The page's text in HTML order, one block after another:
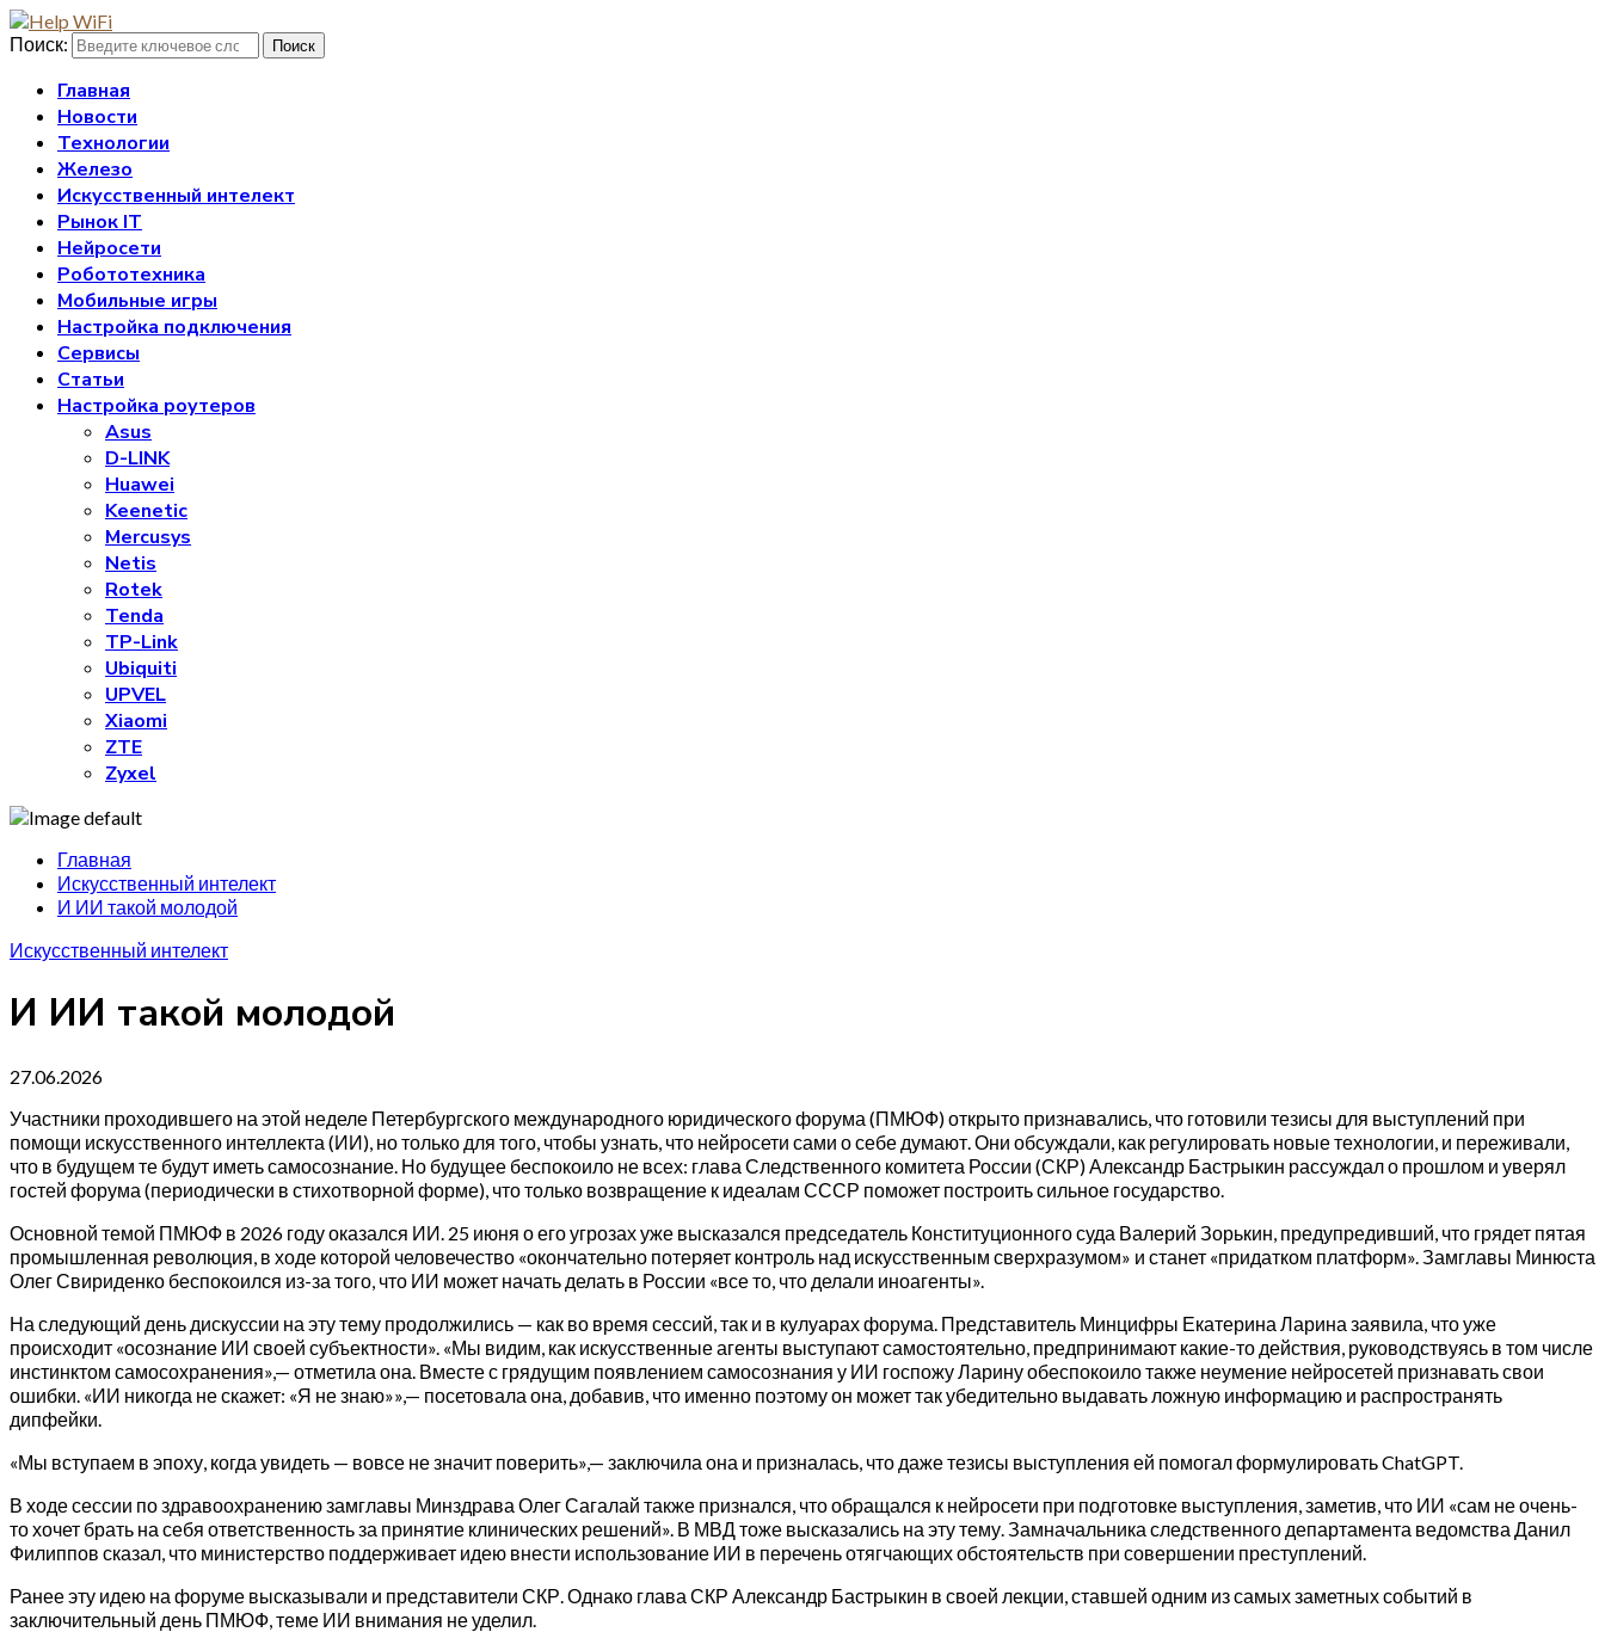
Поиск: Поиск
Главная
Новости
Технологии
Железо
Искусственный интелект
Рынок IT
Нейросети
Робототехника
Мобильные игры
Настройка подключения
Сервисы
Статьи
Настройка роутеров
Asus
D-LINK
Huawei
Keenetic
Mercusys
Netis
Rotek
Tenda
TP-Link
Ubiquiti
UPVEL
Xiaomi
ZTE
Zyxel
Главная
Искусственный интелект
И ИИ такой молодой
Искусственный интелект
И ИИ такой молодой
27.06.2026
Участники проходившего на этой неделе Петербургского международного юридического форума (ПМЮФ) открыто признавались, что готовили тезисы для выступлений при
помощи искусственного интеллекта (ИИ), но только для того, чтобы узнать, что нейросети сами о себе думают. Они обсуждали, как регулировать новые технологии, и переживали,
что в будущем те будут иметь самосознание. Но будущее беспокоило не всех: глава Следственного комитета России (СКР) Александр Бастрыкин рассуждал о прошлом и уверял
гостей форума (периодически в стихотворной форме), что только возвращение к идеалам СССР поможет построить сильное государство.
Основной темой ПМЮФ в 2026 году оказался ИИ. 25 июня о его угрозах уже высказался председатель Конституционного суда Валерий Зорькин, предупредивший, что грядет пятая
промышленная революция, в ходе которой человечество «окончательно потеряет контроль над искусственным сверхразумом» и станет «придатком платформ». Замглавы Минюста
Олег Свириденко беспокоился из-за того, что ИИ может начать делать в России «все то, что делали иноагенты».
На следующий день дискуссии на эту тему продолжились — как во время сессий, так и в кулуарах форума. Представитель Минцифры Екатерина Ларина заявила, что уже
происходит «осознание ИИ своей субъектности». «Мы видим, как искусственные агенты выступают самостоятельно, предпринимают какие-то действия, руководствуясь в том числе
инстинктом самосохранения»,— отметила она. Вместе с грядущим появлением самосознания у ИИ госпожу Ларину обеспокоило также неумение нейросетей признавать свои
ошибки. «ИИ никогда не скажет: «Я не знаю»»,— посетовала она, добавив, что именно поэтому он может так убедительно выдавать ложную информацию и распространять
дипфейки.
«Мы вступаем в эпоху, когда увидеть — вовсе не значит поверить»,— заключила она и призналась, что даже тезисы выступления ей помогал формулировать ChatGPT.
В ходе сессии по здравоохранению замглавы Минздрава Олег Сагалай также признался, что обращался к нейросети при подготовке выступления, заметив, что ИИ «сам не очень-
то хочет брать на себя ответственность за принятие клинических решений». В МВД тоже высказались на эту тему. Замначальника следственного департамента ведомства Данил
Филиппов сказал, что министерство поддерживает идею внести использование ИИ в перечень отягчающих обстоятельств при совершении преступлений.
Ранее эту идею на форуме высказывали и представители СКР. Однако глава СКР Александр Бастрыкин в своей лекции, ставшей одним из самых заметных событий в
заключительный день ПМЮФ, теме ИИ внимания не уделил.